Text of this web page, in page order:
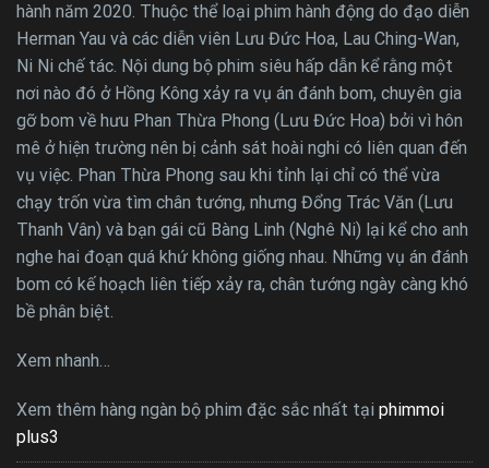
hành năm 2020. Thuộc thể loại phim hành động do đạo diễn
Herman Yau và các diễn viên Lưu Đức Hoa, Lau Ching-Wan,
Ni Ni chế tác. Nội dung bộ phim siêu hấp dẫn kể rằng một
nơi nào đó ở Hồng Kông xảy ra vụ án đánh bom, chuyên gia
gỡ bom về hưu Phan Thừa Phong (Lưu Đức Hoa) bởi vì hôn
mê ở hiện trường nên bị cảnh sát hoài nghi có liên quan đến
vụ việc. Phan Thừa Phong sau khi tỉnh lại chỉ có thể vừa
chạy trốn vừa tìm chân tướng, nhưng Đổng Trác Văn (Lưu
Thanh Vân) và bạn gái cũ Bàng Linh (Nghê Ni) lại kể cho anh
nghe hai đoạn quá khứ không giống nhau. Những vụ án đánh
bom có kế hoạch liên tiếp xảy ra, chân tướng ngày càng khó
bề phân biệt.
Xem nhanh…
Xem thêm hàng ngàn bộ phim đặc sắc nhất tại phimmoi
plus3